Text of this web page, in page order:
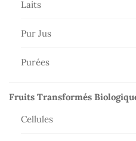
Laits
Pur Jus
Purées
Fruits Transformés
Cellules